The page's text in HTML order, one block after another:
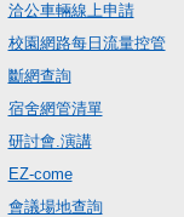
洽公車輛線上申請
校園網路每日流量控管
斷網查詢
宿舍網管清單
研討會.演講
EZ-come
會議場地查詢